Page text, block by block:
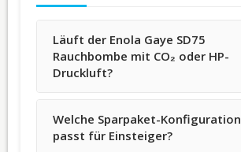
Läuft der Enola Gaye SD75
Rauchbombe mit CO₂ oder HP-
Druckluft?
Welche Sparpaket-Konfiguration
passt für Einsteiger?